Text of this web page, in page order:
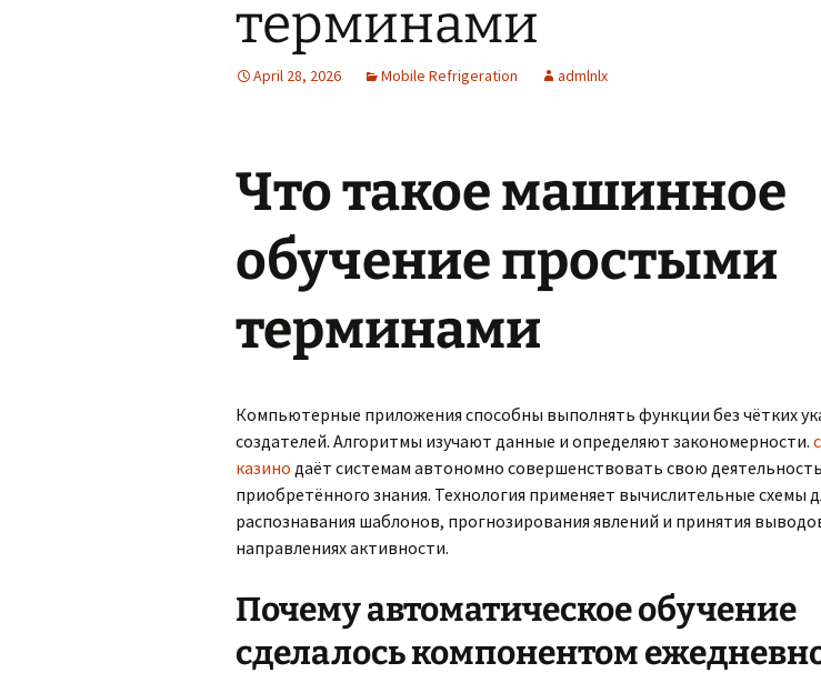
терминами
April 28, 2026 Mobile Refrigeration admlnlx
Что такое машинное
обучение простыми
терминами
Компьютерные приложения способны выполнять функции без чётких
создателей. Алгоритмы изучают данные и определяют закономерности.
казино даёт системам автономно совершенствовать свою
приобретённого знания. Технология применяет вычислительные схемы
распознавания шаблонов, прогнозирования явлений и принятия
направлениях активности.
Почему автоматическое обучение
сделалось компонентом